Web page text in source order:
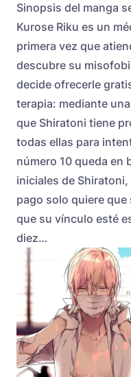
Sinopsis del manga
Kurose Riku es un
primera vez que
descubre su
decide ofrecerle
terapia: mediante
que Shiratoni tiene
todas ellas para
número 10 queda en
iniciales de
pago solo quiere que
que su vínculo esté
diez…